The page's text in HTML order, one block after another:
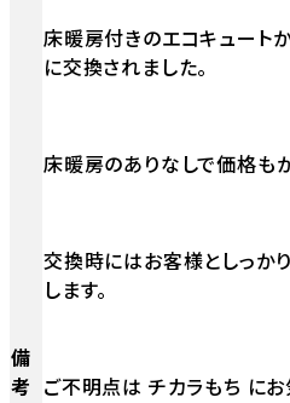
備
考
床暖房付きのエコキュート
に交換されました。
床暖房のありなしで価格も
交換時にはお客様としっか
します。
ご不明点は チカラもち にお